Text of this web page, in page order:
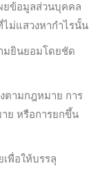
ยข้อมูลส่วนบุคคล
ม่แสวงหากำไรนั้น
มยินยอมโดยชัด
งตามกฎหมาย การ
ย หรือการยกขึ้น
พื่อให้บรรลุ